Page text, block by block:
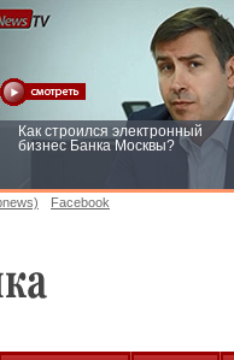
Как строился электронный
бизнес Банка Москвы?
Facebook